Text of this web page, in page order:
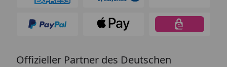
Offizieller Partner des Deutschen